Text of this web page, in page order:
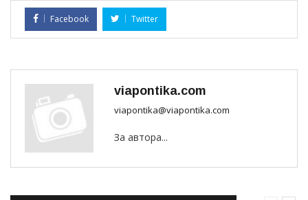
Facebook Twitter
viapontika.com
viapontika@viapontika.com
За автора...